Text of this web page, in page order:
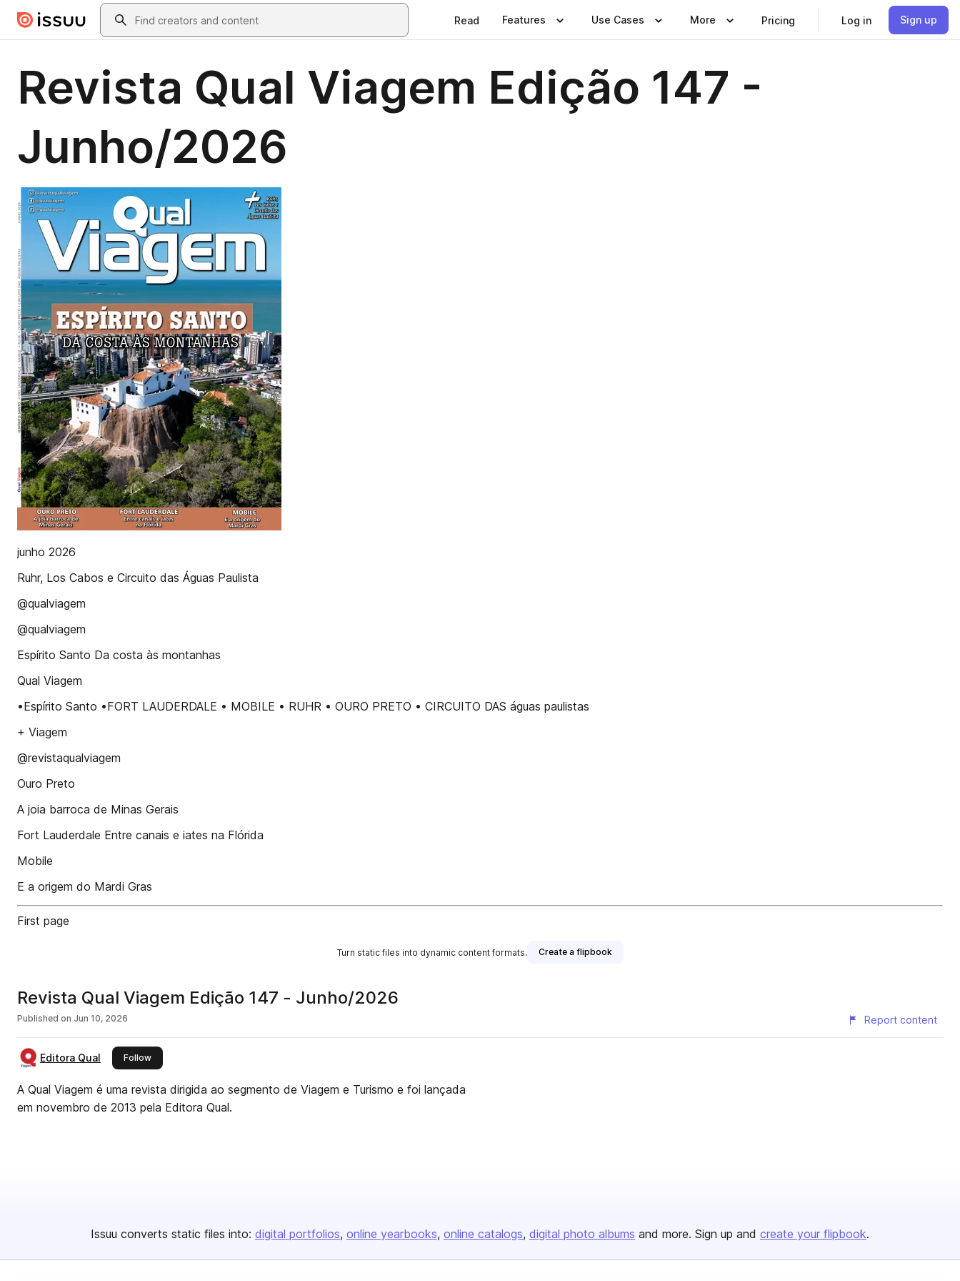
Skip to main contentSearch
Read Features Use Cases More Pricing Log in Sign up
Revista Qual Viagem Edição 147 -
Junho/2026
junho 2026
Ruhr, Los Cabos e Circuito das Águas Paulista
@qualviagem
@qualviagem
Espírito Santo Da costa às montanhas
Qual Viagem
•Espírito Santo •FORT LAUDERDALE • MOBILE • RUHR • OURO PRETO • CIRCUITO DAS águas paulistas
+ Viagem
@revistaqualviagem
Ouro Preto
A joia barroca de Minas Gerais
Fort Lauderdale Entre canais e iates na Flórida
Mobile
E a origem do Mardi Gras
First page
Turn static files into dynamic content formats. Create a flipbook
Revista Qual Viagem Edição 147 - Junho/2026
Published on Jun 10, 2026 Report content
Editora Qual Followthis publisher
A Qual Viagem é uma revista dirigida ao segmento de Viagem e Turismo e foi lançada
em novembro de 2013 pela Editora Qual.
Issuu converts static files into: digital portfolios online yearbooks online catalogs digital photo albums and more. Sign up and create your flipbook.